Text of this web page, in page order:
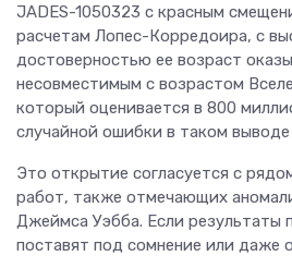
JADES-1050323 с красным
расчетам Лопес-Корредоира, с
достоверностью ее возраст
несовместимым с возрастом
который оценивается в 800
случайной ошибки в таком выводе
Это открытие согласуется с
работ, также отмечающих
Джеймса Уэбба. Если результаты
поставят под сомнение или даже